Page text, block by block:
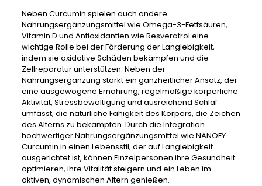
Neben Curcumin spielen auch andere
Nahrungsergänzungsmittel wie Omega-3-Fettsäuren,
Vitamin D und Antioxidantien wie Resveratrol eine
wichtige Rolle bei der Förderung der Langlebigkeit,
indem sie oxidative Schäden bekämpfen und die
Zellreparatur unterstützen. Neben der
Nahrungsergänzung stärkt ein ganzheitlicher Ansatz, der
eine ausgewogene Ernährung, regelmäßige körperliche
Aktivität, Stressbewältigung und ausreichend Schlaf
umfasst, die natürliche Fähigkeit des Körpers, die Zeichen
des Alterns zu bekämpfen. Durch die Integration
hochwertiger Nahrungsergänzungsmittel wie NANOFY
Curcumin in einen Lebensstil, der auf Langlebigkeit
ausgerichtet ist, können Einzelpersonen ihre Gesundheit
optimieren, ihre Vitalität steigern und ein Leben im
aktiven, dynamischen Altern genießen.